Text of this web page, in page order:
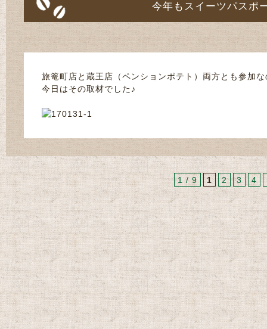
今年もスイーツパスポ
旅篭町店と蔵王店（ペンションポテト）両方とも参加
今日はその取材でした♪
1 / 9 1 2 3 4